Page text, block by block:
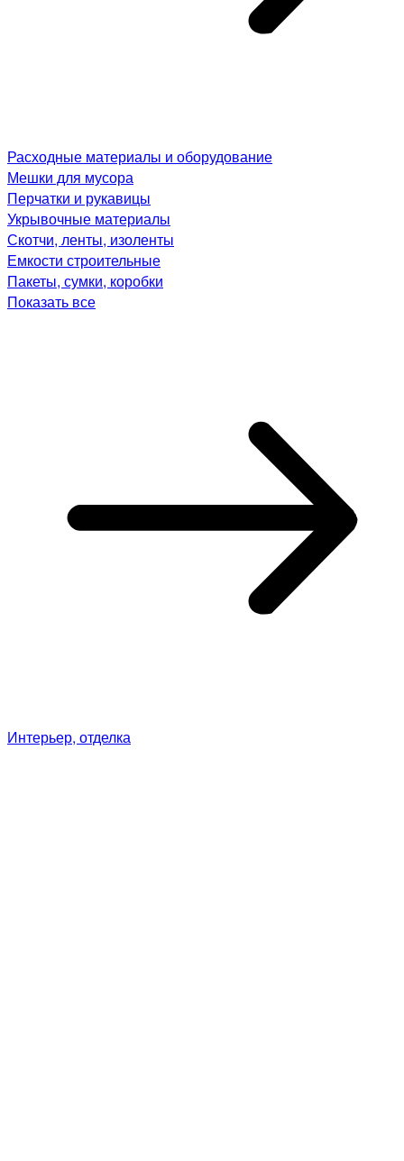
Расходные материалы и оборудование
Мешки для мусора
Перчатки и рукавицы
Укрывочные материалы
Скотчи, ленты, изоленты
Емкости строительные
Пакеты, сумки, коробки
Показать все
Интерьер, отделка